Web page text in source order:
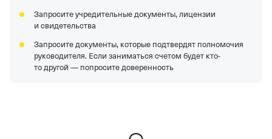
Запросите учредительные документы, лицензии
и свидетельства
Запросите документы, которые подтвердят полномочия
руководителя. Если заниматься счетом будет кто-
то другой — попросите доверенность